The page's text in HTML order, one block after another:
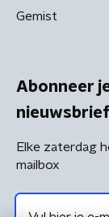
Gemist
Abonneer
nieuwsbrief
Elke zaterdag
mailbox